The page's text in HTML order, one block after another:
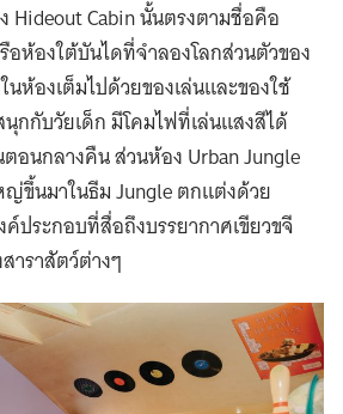
Hideout Cabin นั้นตรงตามชื่อคือ
ห้องใต้บันไดที่จำลองโลกส่วนตัวของ
ห้องเต็มไปด้วยของเล่นและของใช้
กกับวัยเด็ก มีโคมไฟที่เล่นแสงสีได้
อนกลางคืน ส่วนห้อง Urban Jungle
ญ่ขึ้นมาในธีม Jungle ตกแต่งด้วย
ประกอบที่สื่อถึงบรรยากาศเขียวขจี
าราสัตว์ต่างๆ